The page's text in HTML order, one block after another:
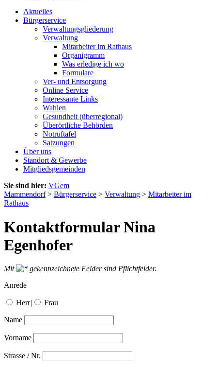
Aktuelles
Bürgerservice
Verwaltungsgliederung
Verwaltung
Mitarbeiter im Rathaus
Organigramm
Was erledige ich wo
Formulare
Ver- und Entsorgung
Online Service
Interessante Links
Wahlen
Gesundheit (überregional)
Überörtliche Behörden
Notruftafel
Satzungen
Über uns
Standort & Gewerbe
Mitgliedsgemeinden
Sie sind hier: VGem
Mammendorf> Bürgerservice > Verwaltung > Mitarbeiter im
Rathaus
Kontaktformular Nina
Egenhofer
Mit
gekennzeichnete Felder sind Pflichtfelder.
Anrede
Herr| Frau
Name
Vorname
Strasse / Nr.